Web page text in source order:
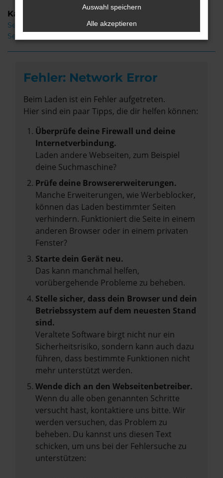
Kategorie
Seat Ateca Bremervörde
Seat Ateca Gebrauchtwagen Bremervörde
Fehler: Network Error
Beim Laden ist ein Fehler aufgetreten.
Hier sind ein paar Tipps, die dir helfen können:
Überprüfe deine Firewall und deine
Internetverbindung.
Laden andere Webseiten, zum Beispiel
deine Suchmaschine?
Prüfe deine Browsererweiterungen.
Manche Erweiterungen, wie Werbeblocker,
können das Laden bestimmter Seiten
verhindern. Funktioniert die Seite in einem
anderen Browser oder in einem privaten
Fenster?
Starte dein Gerät neu.
Das kann manchmal helfen,
vorübergehende Probleme zu beheben.
Stelle sicher, dass dein Browser und dein
Betriebssystem auf dem neuesten Stand
sind.
Veraltete Software birgt nicht nur ein
Sicherheitsrisiko, sondern kann auch dazu
führen, dass bestimmte Funktionen nicht
mehr unterstützt werden.
Wende dich an den Webseitenbetreiber.
Wenn du alle oben genannten Schritte
versucht hast, kontaktiere uns bitte. Wir
werden versuchen, das Problem zu
beheben. Du kannst uns diesen Text
schicken, um uns bei der Fehlersuche zu
unterstützen:
Auswahl speichern
Alle akzeptieren